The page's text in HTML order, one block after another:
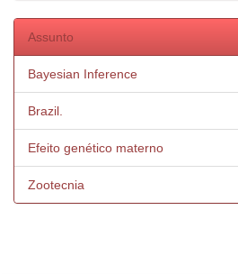
Assunto
Bayesian Inference
Brazil.
Efeito genético materno
Zootecnia